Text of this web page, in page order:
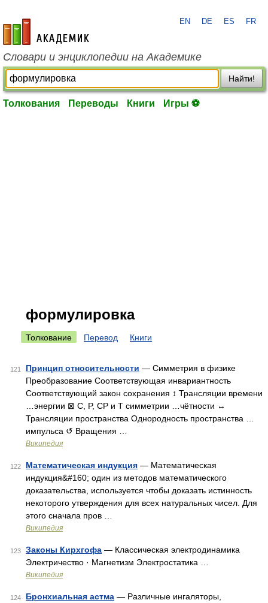
academic.ru
EN DE ES FR
Словари и энциклопедии на Академике
Найти!
Толкования Переводы Книги Игры ⚽
формулировка
Толкование Перевод Книги
121 Принцип относительности — Симметрия в физике
Преобразование Соответствующая инвариантность
Соответствующий закон сохранения ↕ Трансляции времени
…энергии ⊠ C, P, CP и T симметрии …чётности ↔
Трансляции пространства Однородность пространства …
импульса ↺ Вращения …
Википедия
122 Математическая индукция — Математическая
индукция&#160; один из методов математического
доказательства, используется чтобы доказать истинность
некоторого утверждения для всех натуральных чисел. Для
этого сначала пров …
Википедия
123 Законы Кирхгофа — Классическая электродинамика
Электричество · Магнетизм Электростатика …
Википедия
124 Бронхиальная астма — Различные ингаляторы,